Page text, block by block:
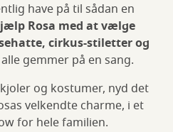
have på til sådan en
Rosa med at vælge
cirkus-stiletter og
gemmer på en sang.
og kostumer, nyd det
velkendte charme, i et
for hele familien.